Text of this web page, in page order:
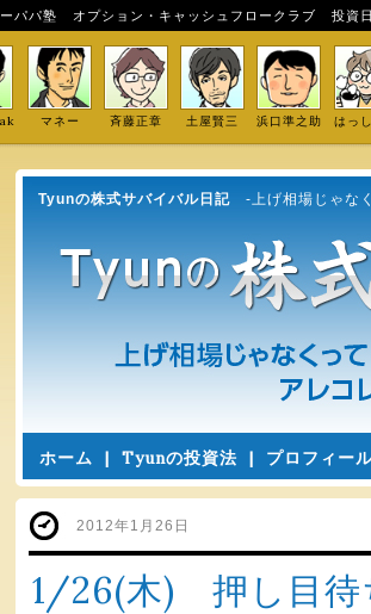
パパ塾 オプション・キャッシュフロークラブ 投資
マネー 斉藤正章 土屋賢三 浜口準之助 はっ
Tyunの株式サバイバル日記 -上げ相場じゃな
ホーム | Tyunの投資法 | プロフィー
2012年1月26日
1/26(木) 押し目待